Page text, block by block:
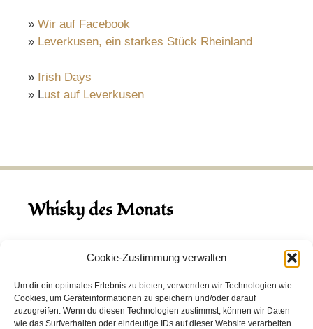
Cookie-Zustimmung verwalten
Um dir ein optimales Erlebnis zu bieten, verwenden wir Technologien wie
Cookies, um Geräteinformationen zu speichern und/oder darauf
zuzugreifen. Wenn du diesen Technologien zustimmst, können wir Daten
wie das Surfverhalten oder eindeutige IDs auf dieser Website verarbeiten.
» Wir auf Facebook
» Leverkusen, ein starkes Stück Rheinland
» Irish Days
» Lust auf Leverkusen
Whisky des Monats
August 2026
Hinch Double Wood
Destillerie:Hinch(Irland)
Single Malt, 43.0%